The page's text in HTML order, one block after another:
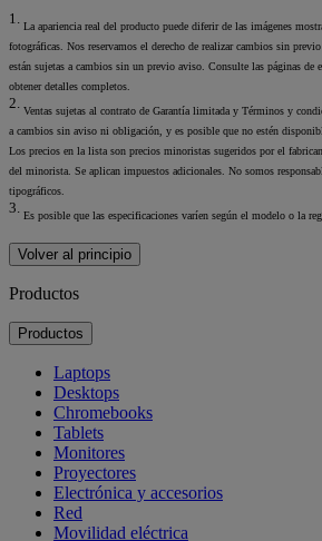
1.
La apariencia real del producto puede diferir de las imágenes
fotográficas. Nos reservamos el derecho de realizar cambios sin
están sujetas a cambios sin un previo aviso. Consulte las páginas de
obtener detalles completos.
2. Ventas sujetas al contrato de Garantía limitada y Términos y
a cambios sin aviso ni obligación, y es posible que no estén
Los precios en la lista son precios minoristas sugeridos por el
del minorista. Se aplican impuestos adicionales. No somos
tipográficos.
3. Es posible que las especificaciones varíen según el modelo o la
Volver al principio
Productos
Productos
Laptops
Desktops
Chromebooks
Tablets
Monitores
Proyectores
Electrónica y accesorios
Red
Movilidad eléctrica